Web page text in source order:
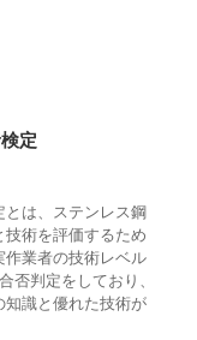
定
は、ステンレス鋼
術を評価するため
作業者の技術レベル
否判定をしており、
知識と優れた技術が